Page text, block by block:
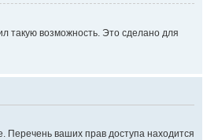
такую возможность. Это сделано для
Перечень ваших прав доступа находится